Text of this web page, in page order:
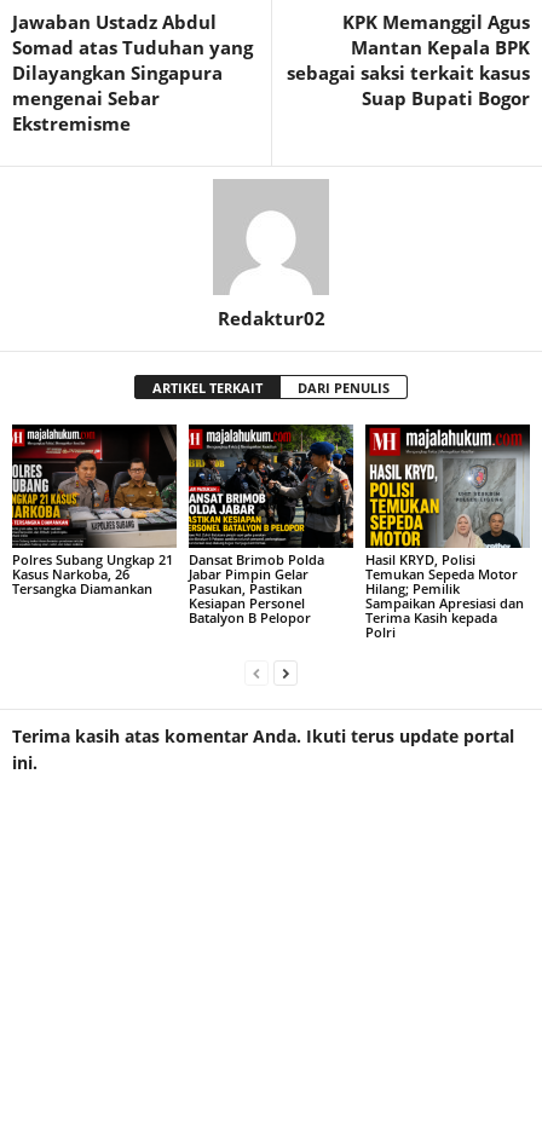
Jawaban Ustadz Abdul
Somad atas Tuduhan yang
Dilayangkan Singapura
mengenai Sebar
Ekstremisme
KPK Memanggil Agus
Mantan Kepala BPK
sebagai saksi terkait kasus
Suap Bupati Bogor
Redaktur02
ARTIKEL TERKAIT DARI PENULIS
Polres Subang Ungkap 21
Kasus Narkoba, 26
Tersangka Diamankan
Dansat Brimob Polda
Jabar Pimpin Gelar
Pasukan, Pastikan
Kesiapan Personel
Batalyon B Pelopor
Hasil KRYD, Polisi
Temukan Sepeda Motor
Hilang; Pemilik
Sampaikan Apresiasi dan
Terima Kasih kepada
Polri
Terima kasih atas komentar Anda. Ikuti terus update portal
ini.